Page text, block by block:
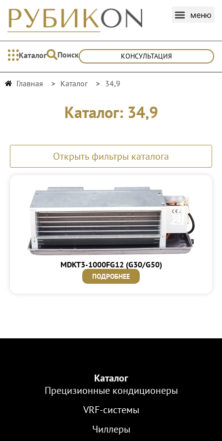
Каталог Поиск КОНСУЛЬТАЦИЯ
Главная Каталог 34,9
Каталог: 34,9
Открыть фильтры каталога
MDKT3-1000FG12 (G30/G50)
ПОДРОБНЕЕ
Каталог
Прецизионные кондиционеры
VRF-cистемы
Чиллеры